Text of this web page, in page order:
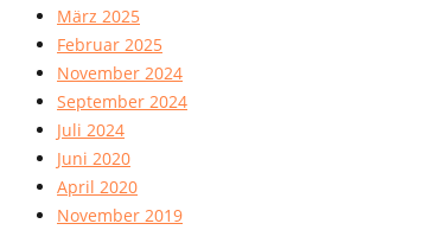
März 2025
Februar 2025
November 2024
September 2024
Juli 2024
Juni 2020
April 2020
November 2019